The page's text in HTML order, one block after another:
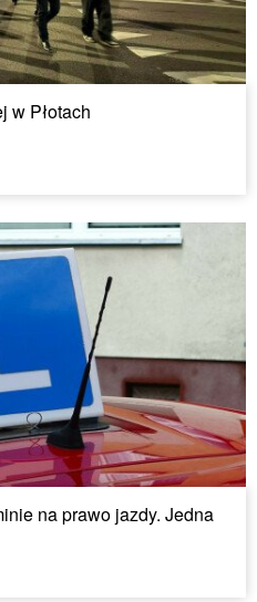
w Płotach
na prawo jazdy. Jedna